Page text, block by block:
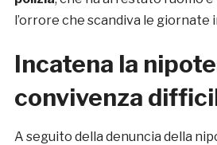
l’orrore che scandiva le giornate
Incatena la
convivenza
A seguito della denuncia della